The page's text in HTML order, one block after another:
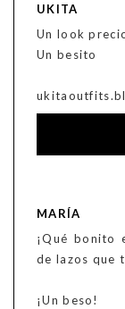
UKITA
Un look
Un besito
MARÍA
¡Qué bonito
de lazos que
¡Un beso!